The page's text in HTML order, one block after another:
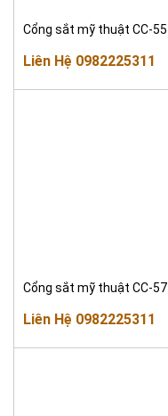
Cổng sắt mỹ thuật CC-55
Liên Hệ 0982225311
Cổng sắt mỹ thuật CC-57
Liên Hệ 0982225311